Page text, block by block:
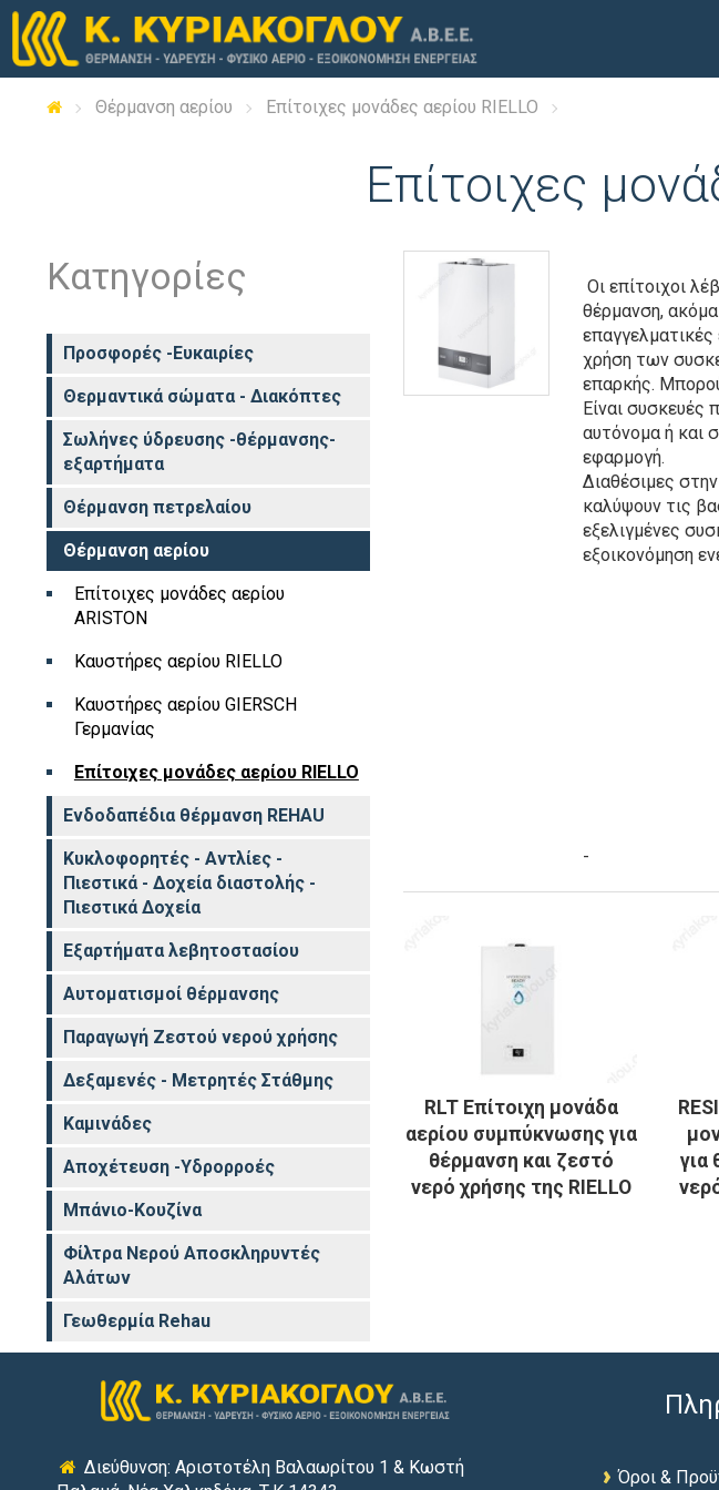
Θέρμανση αερίου Επίτοιχες μονάδες αερίου RIELLO
Επίτοιχες
Κατηγορίες
Προσφορές -Ευκαιρίες
Θερμαντικά σώματα - Διακόπτες
Σωλήνες ύδρευσης -θέρμανσης-
εξαρτήματα
Θέρμανση πετρελαίου
Θέρμανση αερίου
Επίτοιχες μονάδες αερίου
ARISTON
Καυστήρες αερίου RIELLO
Καυστήρες αερίου GIERSCH
Γερμανίας
Επίτοιχες μονάδες αερίου RIELLO
Ενδοδαπέδια θέρμανση REHAU
Κυκλοφορητές - Αντλίες -
Πιεστικά - Δοχεία διαστολής -
Πιεστικά Δοχεία
Εξαρτήματα λεβητοστασίου
Αυτοματισμοί θέρμανσης
Παραγωγή Ζεστού νερού χρήσης
Δεξαμενές - Μετρητές Στάθμης
Καμινάδες
Αποχέτευση -Υδρορροές
Μπάνιο-Κουζίνα
Φίλτρα Νερού Αποσκληρυντές
Αλάτων
Γεωθερμία Rehau
Οι επίτοιχοι
θέρμανση,
χρήση των
επαρκής.
Είναι συσκευές
αυτόνομα ή και
εφαρμογή.
Διαθέσιμες
καλύψουν τις
εξελιγμένες
εξοικονόμηση
-
RLT Επίτοιχη μονάδα
αερίου συμπύκνωσης για
θέρμανση και ζεστό
νερό χρήσης της RIELLO
για
Διεύθυνση: Αριστοτέλη Βαλαωρίτου 1 & Κωστή
Όροι &